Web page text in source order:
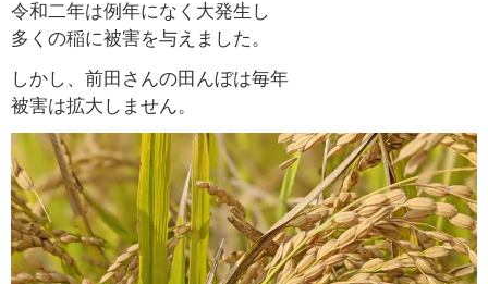
令和二年は例年になく大発生し
多くの稲に被害を与えました。
しかし、前田さんの田んぼは毎年
被害は拡大しません。